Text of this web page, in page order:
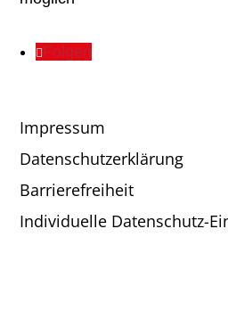
Folgen
Impressum
Datenschutzerklärung
Barrierefreiheit
Individuelle Datenschutz-